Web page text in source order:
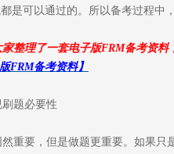
是可以通过的。所以备考过程中
整理了一套电子版FRM备考资料
FRM备考资料】
题必要性
重要，但是做题更重要。如果只